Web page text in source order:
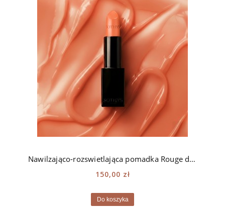
Nawilzająco-rozswietlająca pomadka Rouge doux Sothys - 137 orange Daumesnil
150,00 zł
Do koszyka